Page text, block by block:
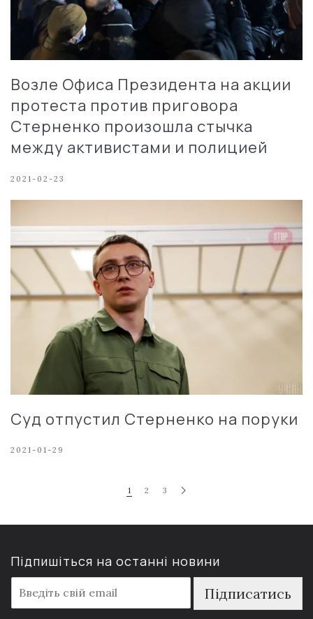
Возле Офиса Президента на акции
протеста против приговора
Стерненко произошла стычка
между активистами и полицией
2021-02-23
Суд отпустил Стерненко на поруки
2021-01-29
1 2 3
Підпишіться на останні новини
m
a
Підписатись